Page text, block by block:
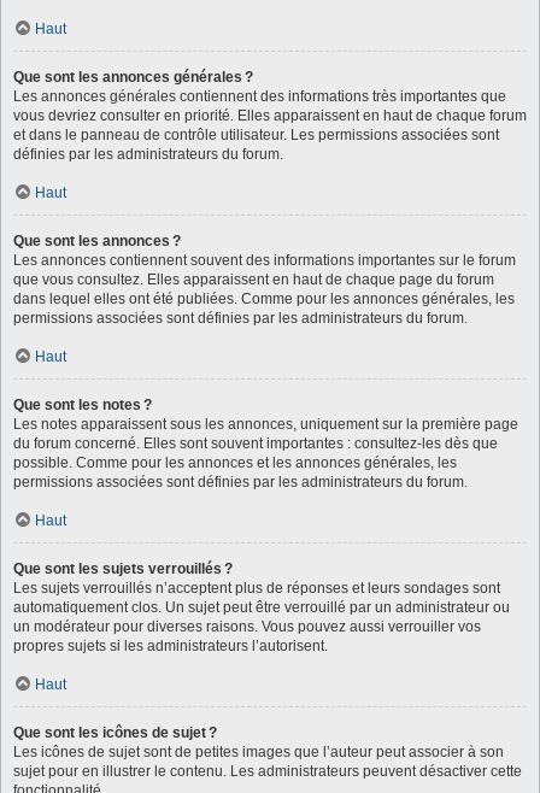
Haut
Que sont les annonces générales ?
Les annonces générales contiennent des informations très importantes que
vous devriez consulter en priorité. Elles apparaissent en haut de chaque forum
et dans le panneau de contrôle utilisateur. Les permissions associées sont
définies par les administrateurs du forum.
Haut
Que sont les annonces ?
Les annonces contiennent souvent des informations importantes sur le forum
que vous consultez. Elles apparaissent en haut de chaque page du forum
dans lequel elles ont été publiées. Comme pour les annonces générales, les
permissions associées sont définies par les administrateurs du forum.
Haut
Que sont les notes ?
Les notes apparaissent sous les annonces, uniquement sur la première page
du forum concerné. Elles sont souvent importantes : consultez-les dès que
possible. Comme pour les annonces et les annonces générales, les
permissions associées sont définies par les administrateurs du forum.
Haut
Que sont les sujets verrouillés ?
Les sujets verrouillés n’acceptent plus de réponses et leurs sondages sont
automatiquement clos. Un sujet peut être verrouillé par un administrateur ou
un modérateur pour diverses raisons. Vous pouvez aussi verrouiller vos
propres sujets si les administrateurs l’autorisent.
Haut
Que sont les icônes de sujet ?
Les icônes de sujet sont de petites images que l’auteur peut associer à son
sujet pour en illustrer le contenu. Les administrateurs peuvent désactiver cette